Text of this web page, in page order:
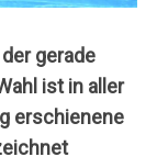
gerade
ist in aller
erschienene